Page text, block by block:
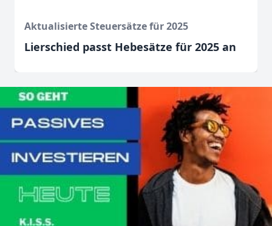
Aktualisierte Steuersätze für 2025
Lierschied passt Hebesätze für 2025 an